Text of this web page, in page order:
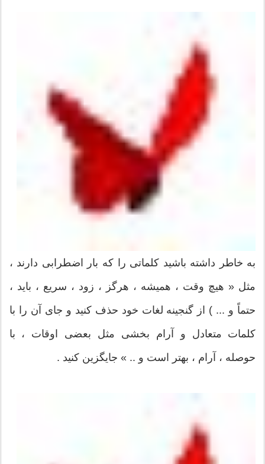
به خاطر داشته باشید كلماتی را كه بار اضطرابی دارند ،
مثل « هیچ وقت ، همیشه ، هرگز ، زود ، سریع ، باید ،
حتماً و ... ) از گنجینه لغات خود حذف كنید و جای آن را با
كلمات متعادل و آرام بخشی مثل بعضی اوقات ، با
حوصله ، آرام ، بهتر است و .. » جایگزین كنید .